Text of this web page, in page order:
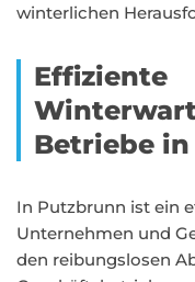
winterlichen
Effiziente
Betriebe
In Putzbrunn ist ein
Unternehmen und
den reibungslosen